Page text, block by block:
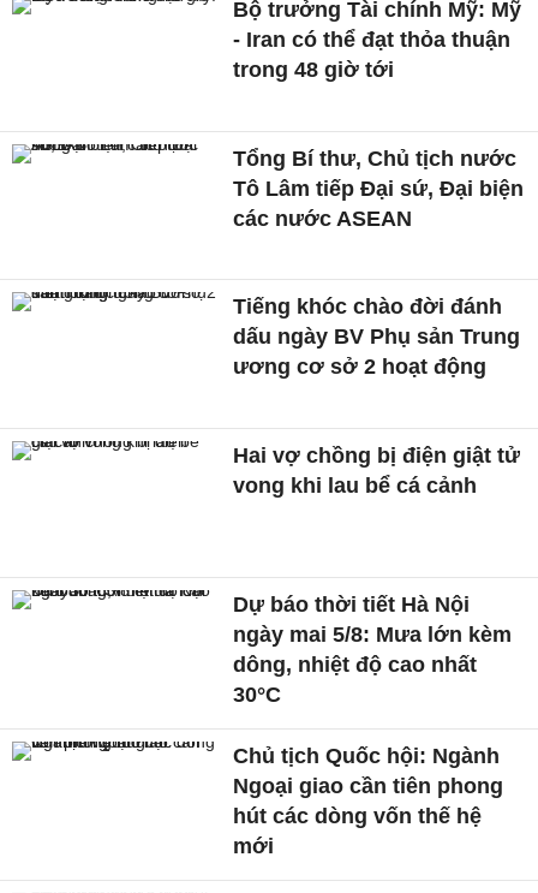
Bộ trưởng Tài chính Mỹ: Mỹ
- Iran có thể đạt thỏa thuận
trong 48 giờ tới
Tổng Bí thư, Chủ tịch nước
Tô Lâm tiếp Đại sứ, Đại biện
các nước ASEAN
Tiếng khóc chào đời đánh
dấu ngày BV Phụ sản Trung
ương cơ sở 2 hoạt động
Hai vợ chồng bị điện giật tử
vong khi lau bể cá cảnh
Dự báo thời tiết Hà Nội
ngày mai 5/8: Mưa lớn kèm
dông, nhiệt độ cao nhất
30°C
Chủ tịch Quốc hội: Ngành
Ngoại giao cần tiên phong
hút các dòng vốn thế hệ
mới